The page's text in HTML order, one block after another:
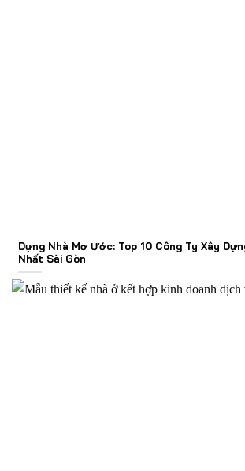
Dựng Nhà Mơ Ước: Top 10 Công Ty Xây
Nhất Sài Gòn